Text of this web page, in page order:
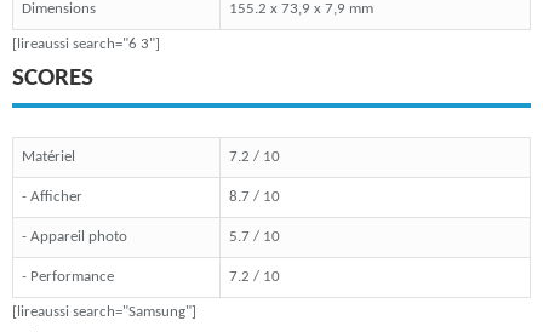
Dimensions 155.2 x 73,9 x 7,9 mm
[lireaussi search="6 3"]
SCORES
Matériel 7.2 / 10
- Afficher 8.7 / 10
- Appareil photo 5.7 / 10
- Performance 7.2 / 10
[lireaussi search="Samsung"]